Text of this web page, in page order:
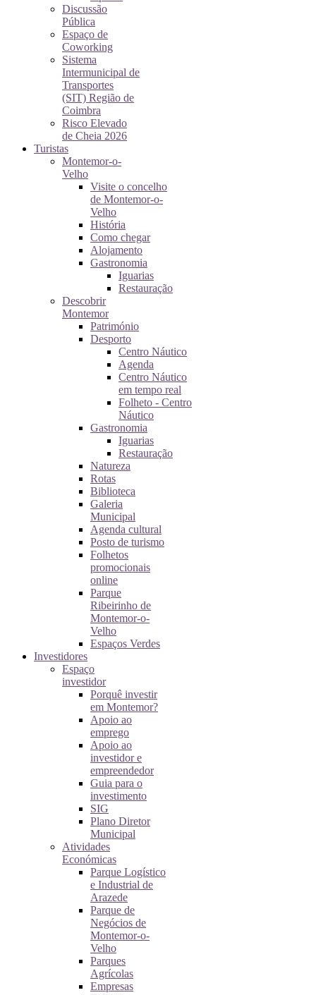
Discussão
Pública
Espaço de
Coworking
Sistema
Intermunicipal de
Transportes
(SIT) Região de
Coimbra
Risco Elevado
de Cheia 2026
Turistas
Montemor-o-
Velho
Visite o concelho
de Montemor-o-
Velho
História
Como chegar
Alojamento
Gastronomia
Iguarias
Restauração
Descobrir
Montemor
Património
Desporto
Centro Náutico
Agenda
Centro Náutico
em tempo real
Folheto - Centro
Náutico
Gastronomia
Iguarias
Restauração
Natureza
Rotas
Biblioteca
Galeria
Municipal
Agenda cultural
Posto de turismo
Folhetos
promocionais
online
Parque
Ribeirinho de
Montemor-o-
Velho
Espaços Verdes
Investidores
Espaço
investidor
Porquê investir
em Montemor?
Apoio ao
emprego
Apoio ao
investidor e
empreendedor
Guia para o
investimento
SIG
Plano Diretor
Municipal
Atividades
Económicas
Parque Logístico
e Industrial de
Arazede
Parque de
Negócios de
Montemor-o-
Velho
Parques
Agrícolas
Empresas